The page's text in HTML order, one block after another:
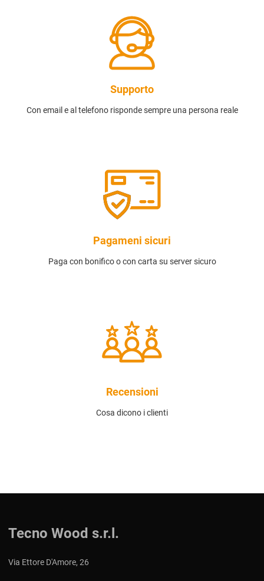
Supporto
Con email e al telefono risponde sempre una persona reale
Pagameni sicuri
Paga con bonifico o con carta su server sicuro
Recensioni
Cosa dicono i clienti
Tecno Wood s.r.l.
Via Ettore D'Amore, 26